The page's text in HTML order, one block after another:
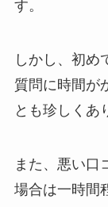
す。
しかし、初め
質問に時間が
とも珍しくあ
また、悪い口
場合は一時間